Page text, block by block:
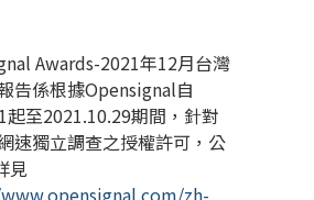
Awards-2021年12月台灣
告係根據Opensignal自
起至2021.10.29期間，針對
速獨立調查之授權許可，公
見
zh-